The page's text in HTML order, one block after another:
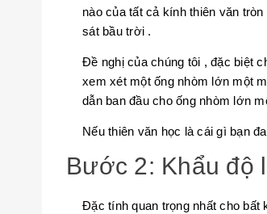
nào của tất cả kính thiên văn
sát bầu trời .
Đề nghị của chúng tôi , đặc biệt
xem xét một ống nhòm lớn một
dẫn ban đầu cho ống nhòm lớn
Nếu thiên văn học là cái gì bạn
Bước 2: Khẩu độ
Đặc tính quan trọng nhất cho bất